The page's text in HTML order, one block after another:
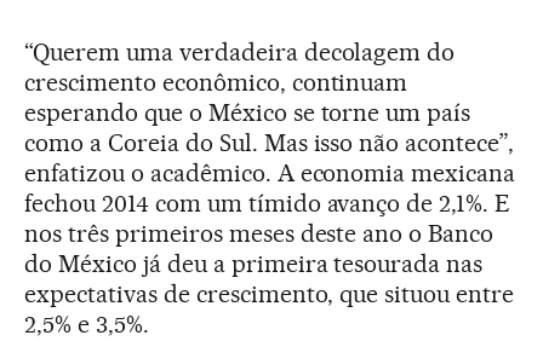
“Querem uma verdadeira decolagem do
crescimento econômico, continuam
esperando que o México se torne um país
como a Coreia do Sul. Mas isso não acontece”,
enfatizou o acadêmico. A economia mexicana
fechou 2014 com um tímido avanço de 2,1%. E
nos três primeiros meses deste ano o Banco
do México já deu a primeira tesourada nas
expectativas de crescimento, que situou entre
2,5% e 3,5%.